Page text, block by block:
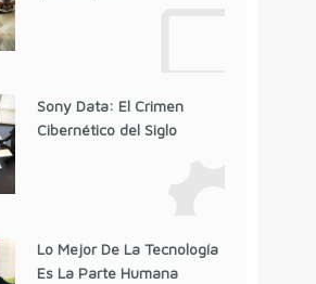
Sony Data: El Crimen
Cibernético del Siglo
Lo Mejor De La Tecnología
Es La Parte Humana